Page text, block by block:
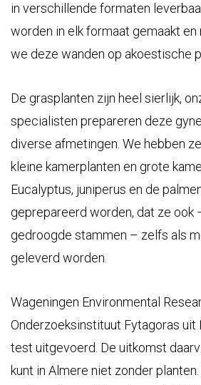
in verschillende formaten
worden in elk formaat gemaakt en
we deze wanden op akoestische
De grasplanten zijn heel sierlijk,
specialisten prepareren deze
diverse afmetingen. We hebben
kleine kamerplanten en grote
Eucalyptus, juniperus en de
geprepareerd worden, dat ze ook
gedroogde stammen – zelfs als
geleverd worden.
Wageningen Environmental
Onderzoeksinstituut Fytagoras uit
test uitgevoerd. De uitkomst
kunt in Almere niet zonder